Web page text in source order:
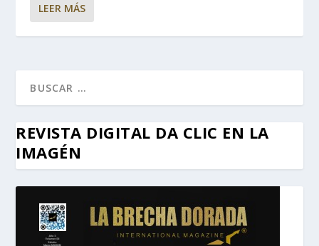
LEER MÁS
REVISTA DIGITAL DA CLIC EN LA
IMAGÉN